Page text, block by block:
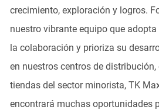
crecimiento, exploración y logros.
nuestro vibrante equipo que
la colaboración y prioriza su
en nuestros centros de
tiendas del sector minorista, TK
encontrará muchas oportunidades